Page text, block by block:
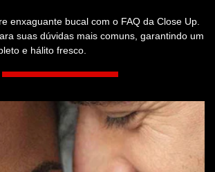
enxaguante bucal com o FAQ da Close Up.
suas dúvidas mais comuns, garantindo um
e hálito fresco.